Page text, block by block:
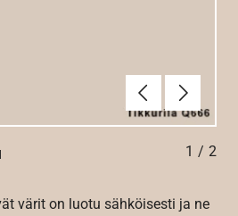
Edellinen
1 / 2
värit on luotu sähköisesti ja ne